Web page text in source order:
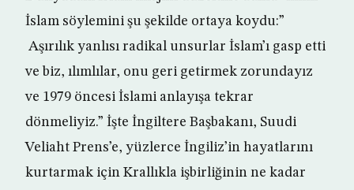
İslam söylemini şu şekilde ortaya koydu:”
Aşırılık yanlısı radikal unsurlar İslam’ı gasp etti
ve biz, ılımlılar, onu geri getirmek zorundayız
ve 1979 öncesi İslami anlayışa tekrar
dönmeliyiz.” İşte İngiltere Başbakanı, Suudi
Veliaht Prens’e, yüzlerce İngiliz’in hayatlarını
kurtarmak için Krallıkla işbirliğinin ne kadar